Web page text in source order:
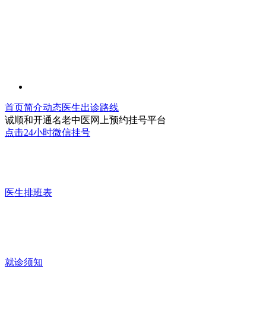
首页简介动态医生出诊路线
诚顺和开通名老中医网上预约挂号平台
点击24小时微信挂号
医生排班表
就诊须知